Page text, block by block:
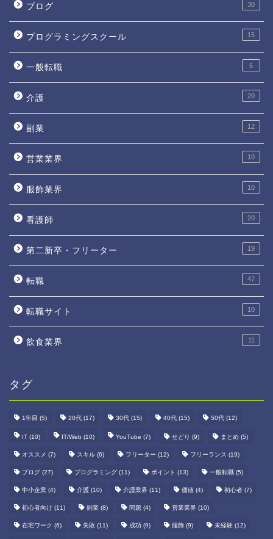
ブログ 30
プログラミングスクール 15
一般転職 6
介護 20
副業 12
営業業界 10
服飾業界 10
看護師 20
第二新卒・フリーター 19
転職 47
転職サイト 10
飲食業界 11
タグ
1年目 (5) 20代 (17) 30代 (15) 40代 (15) 50代 (12)
IT (10) IT/Web (10) YouTube (7) せどり (9) まとめ (5)
オススメ (7) スキル (6) フリーター (12) フリーランス (19)
ブログ (27) プログラミング (11) ポイント (13) 一般転職 (5)
中小企業 (4) 介護 (10) 介護業界 (11) 価値 (4) 初心者 (7)
初心者向け (11) 副業 (8) 問題 (4) 営業業界 (10)
在宅ワーク (6) 失敗 (11) 成功 (9) 服飾 (9) 未経験 (12)
ホーム
プロフィール